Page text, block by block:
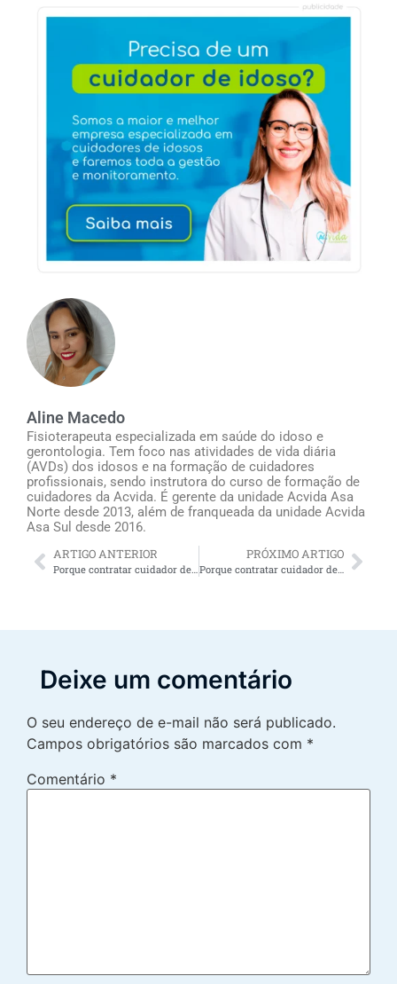
Aline Macedo
Fisioterapeuta especializada em saúde do idoso e
gerontologia. Tem foco nas atividades de vida diária
(AVDs) dos idosos e na formação de cuidadores
profissionais, sendo instrutora do curso de formação de
cuidadores da Acvida. É gerente da unidade Acvida Asa
Norte desde 2013, além de franqueada da unidade Acvida
Asa Sul desde 2016.
ARTIGO ANTERIOR
Porque contratar cuidador de idosos em SP oferece alívio para os familiares do idoso
PRÓXIMO ARTIGO
Porque contratar cuidador de idosos Espirito Santo oferece alívio para os familiares do idoso
Deixe um comentário
O seu endereço de e-mail não será publicado.
Campos obrigatórios são marcados com *
Comentário *